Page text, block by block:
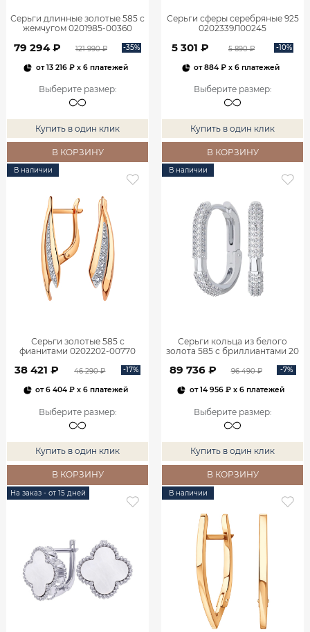
Серьги длинные золотые 585 с
жемчугом 0201985-00360
79 294 ₽ 121 990 ₽ -35%
от13 216 ₽x 6 платежей
Выберите размер:
Купить в один клик
В КОРЗИНУ
Серьги сферы серебряные 925
0202339Л00245
5 301 ₽ 5 890 ₽ -10%
от884 ₽ x 6 платежей
Выберите размер:
Купить в один клик
В КОРЗИНУ
В наличии
Серьги золотые 585 с
фианитами 0202202-00770
38 421 ₽ 46 290 ₽ -17%
от6 404 ₽ x 6 платежей
Выберите размер:
Купить в один клик
В КОРЗИНУ
В наличии
Серьги кольца из белого
золота 585 с бриллиантами 20
89 736 ₽ 96 490 ₽ -7%
от14 956 ₽x 6 платежей
Выберите размер:
Купить в один клик
В КОРЗИНУ
На заказ - от 15 дней В наличии